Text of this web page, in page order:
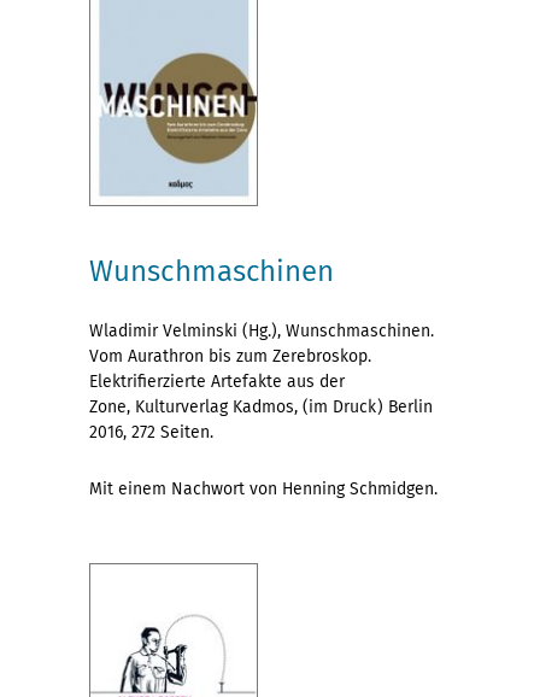
Wunschmaschinen
Wladimir Velminski (Hg.), Wunschmaschinen.
Vom Aurathron bis zum Zerebroskop.
Elektrifierzierte Artefakte aus der
Zone, Kulturverlag Kadmos, (im Druck) Berlin
2016, 272 Seiten.
Mit einem Nachwort von Henning Schmidgen.